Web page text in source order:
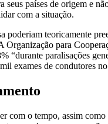
seus países de origem e
com a situação.
poderiam teoricamente
para
“durante paralisações
exames de condutores
com o tempo, assim